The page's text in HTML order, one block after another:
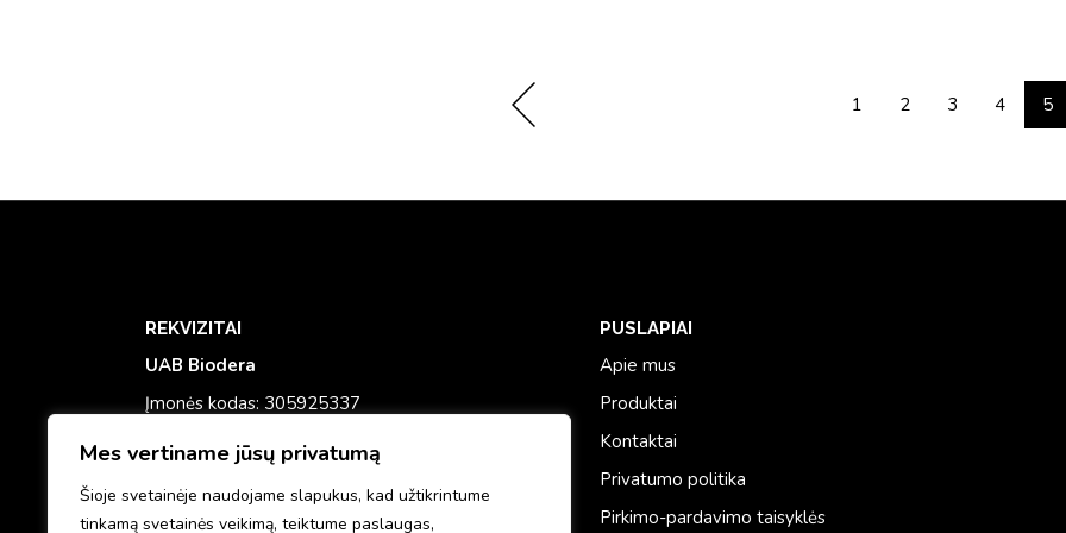
Mes vertiname jūsų privatumą
Šioje svetainėje naudojame slapukus, kad užtikrintume
tinkamą svetainės veikimą, teiktume paslaugas,
1 2 3 4 5
REKVIZITAI
UAB Biodera
Įmonės kodas: 305925337
PVM mokėtojo kodas: LT100015708711
El. paštas:info@dermaestetika.lt
PUSLAPIAI
Apie mus
Produktai
Kontaktai
Privatumo politika
Pirkimo-pardavimo taisyklės